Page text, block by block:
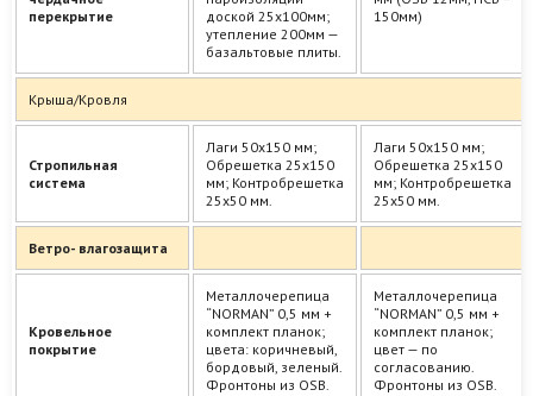
перекрытие
доской 25х100мм;
утепление 200мм —
базальтовые плиты.
150мм)
Крыша/Кровля
Стропильная
система
Лаги 50х150 мм;
Обрешетка 25х150
мм; Контробрешетка
25х50 мм.
Лаги 50х150 мм;
Обрешетка 25х150
мм; Контробрешетка
25х50 мм.
Ветро- влагозащита
Кровельное
покрытие
Металлочерепица
“NORMAN” 0,5 мм +
комплект планок;
цвета: коричневый,
бордовый, зеленый.
Фронтоны из OSB.
Металлочерепица
“NORMAN” 0,5 мм +
комплект планок;
цвет — по
согласованию.
Фронтоны из OSB.